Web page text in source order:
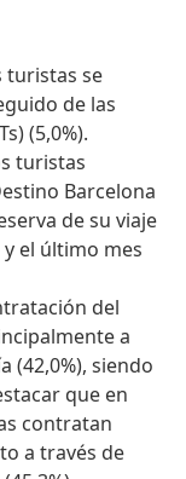
turistas se
de las
(5,0%).
turistas
Barcelona
de su viaje
el último mes
del
a
(42,0%), siendo
que en
contratan
a través de